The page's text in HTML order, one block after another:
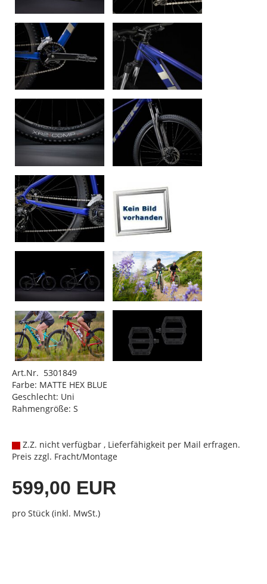
Art.Nr. 5301849
Farbe: MATTE HEX BLUE
Geschlecht: Uni
Rahmengröße: S
Z.Z. nicht verfügbar , Lieferfähigkeit per Mail erfragen.
Preis zzgl. Fracht/Montage
599,00 EUR
pro Stück (inkl. MwSt.)